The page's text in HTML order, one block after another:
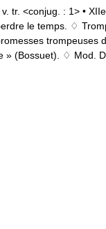
tr. <conjug. : 1> •
le temps. ♢
trompeuses
» (Bossuet). ♢ Mod.